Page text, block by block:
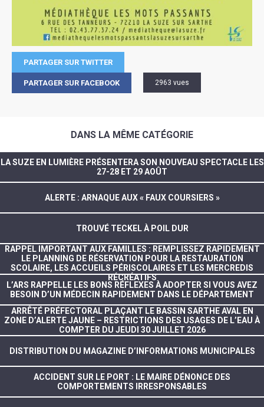
PARTAGER SUR TWITTER
PARTAGER SUR FACEBOOK 2963 vues
DANS LA MÊME CATÉGORIE
LA SUZE EN LUMIÈRE PRÉSENTERA SON NOUVEAU SPECTACLE LES
27-28 ET 29 AOÛT
ALERTE : ARNAQUE AUX « FAUX COURSIERS »
TROUVÉ TECKEL À POIL DUR
RAPPEL IMPORTANT AUX FAMILLES : REMPLISSEZ RAPIDEMENT
LE PLANNING DE RÉSERVATION POUR LA RESTAURATION
SCOLAIRE, LES ACCUEILS PÉRISCOLAIRES ET LES MERCREDIS
RÉCRÉATIFS
L’ARS RAPPELLE LES BONS RÉFLEXES À ADOPTER SI VOUS AVEZ
BESOIN D’UN MÉDECIN RAPIDEMENT DANS LE DÉPARTEMENT
ARRÊTÉ PRÉFECTORAL PLAÇANT LE BASSIN SARTHE AVAL EN
ZONE D’ALERTE JAUNE – RESTRICTIONS DES USAGES DE L’EAU À
COMPTER DU JEUDI 30 JUILLET 2026
DISTRIBUTION DU MAGAZINE D’INFORMATIONS MUNICIPALES
ACCIDENT SUR LE PORT : LE MAIRE DÉNONCE DES
COMPORTEMENTS IRRESPONSABLES